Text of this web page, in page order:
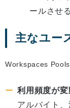
ールさせ
主なユー
Workspaces Pools
利用頻度が
アルバイト、